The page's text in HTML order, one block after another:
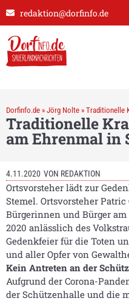
redaktion@dorfinfo.de
Dorfinfo.de » Jörg Nolte » Traditionelle
Traditionelle
am Ehrenmal in
4.11.2020 VON REDAKTION
Ortsvorsteher lädt zur
Stemel. Ortsvorsteher
Bürgerinnen und Bürger am
2020 anlässlich des
Gedenkfeier für die Toten
und aller Opfer von
Kein Antreten an der
Aufgrund der Corona-
der Schützenhalle und die